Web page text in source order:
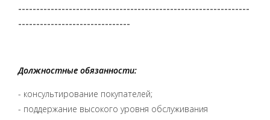
----------------------------------------------------------------
-------------------------------
Должностные обязанности:
- консультирование покупателей;
- поддержание высокого уровня обслуживания